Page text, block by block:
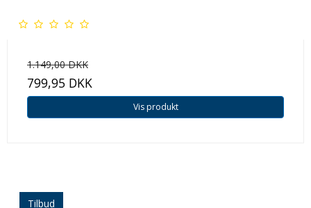
1.149,00 DKK
799,95 DKK
Vis produkt
Tilbud